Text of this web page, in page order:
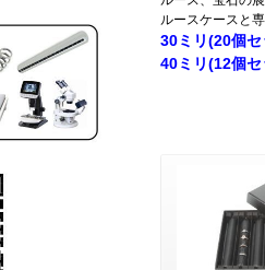
ルースケースと
30ミリ(20個セ
40ミリ(12個セ